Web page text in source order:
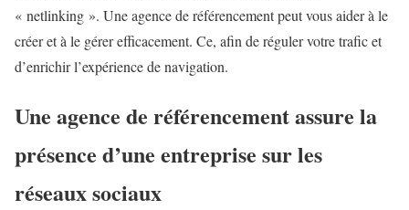
« netlinking ». Une agence de référencement peut vous aider à le
créer et à le gérer efficacement. Ce, afin de réguler votre trafic et
d’enrichir l’expérience de navigation.
Une agence de référencement assure la
présence d’une entreprise sur les
réseaux sociaux